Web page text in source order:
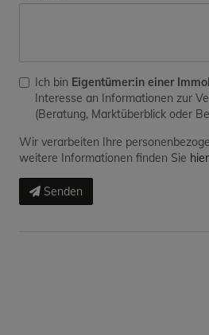
Ich bin Eigentümer:in einer
Interesse an Informationen zur
(Beratung, Marktüberblick oder
Wir verarbeiten Ihre
weitere Informationen finden Sie hier
Senden